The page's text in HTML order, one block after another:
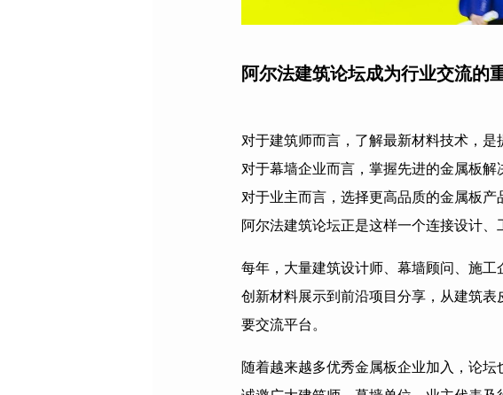
阿尔法建筑论坛成为行业交流的
对于建筑师而言，了解最新材料技术，是
对于幕墙企业而言，掌握先进的金属板解
对于业主而言，选择更高品质的金属板产
阿尔法建筑论坛正是这样一个连接设计、
每年，大量建筑设计师、幕墙顾问、施
创新材料展示到前沿项目分享，从建筑
要交流平台。
随着越来越多优秀金属板企业加入，论坛